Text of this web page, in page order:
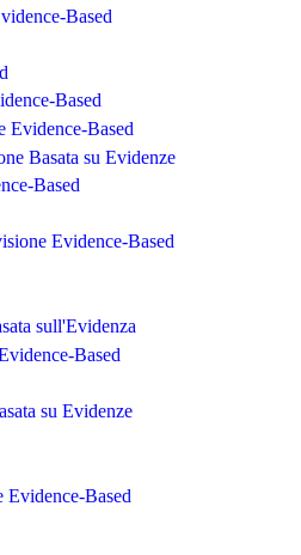
Based
Based
Evidence-Based
Basata su Evidenze
Based
Evidence-Based
sull'Evidenza
Based
su Evidenze
Based